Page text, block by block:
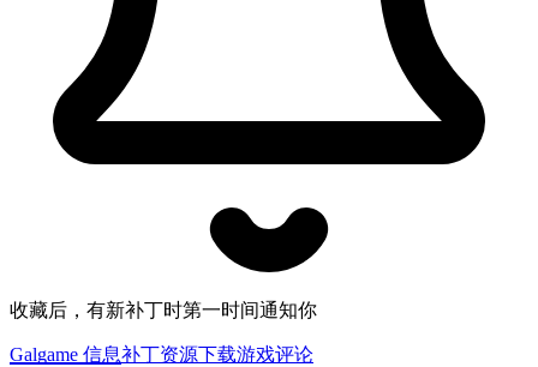
收藏后，有新补丁时第一时间通知你
Galgame 信息补丁资源下载游戏评论